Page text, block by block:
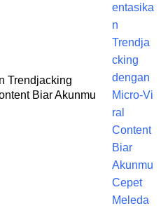
Trendjacking
Biar Akunmu